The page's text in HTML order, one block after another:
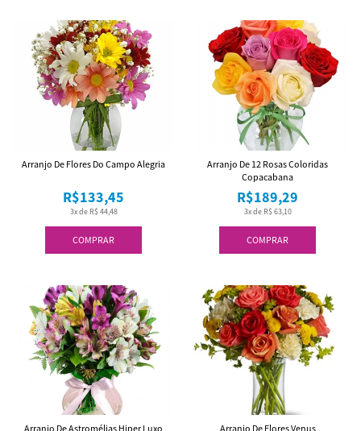
COMPRAR
3x de R$ 44,48
R$133,45
Arranjo De Flores Do Campo Alegria
COMPRAR
3x de R$ 63,10
R$189,29
Arranjo De 12 Rosas Coloridas
Copacabana
Arranjo De Astromélias Hiper Luxo Arranjo De Flores Venus